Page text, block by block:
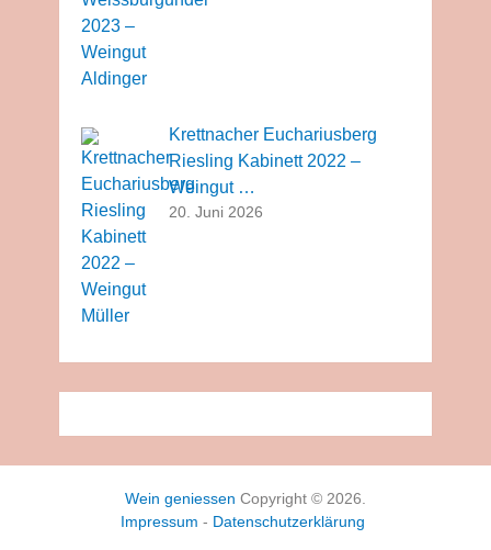
Krettnacher Euchariusberg
Riesling Kabinett 2022 –
Weingut …
20. Juni 2026
Wein geniessen Copyright © 2026.
Impressum - Datenschutzerklärung